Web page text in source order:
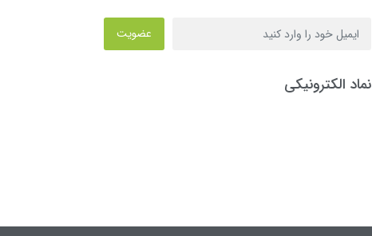
عضویت
نماد الکترونیکی